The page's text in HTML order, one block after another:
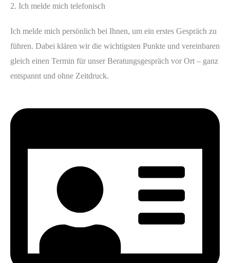
2. Ich melde mich telefonisch
Ich melde mich persönlich bei Ihnen, um ein erstes Gespräch zu
führen. Dabei klären wir die wichtigsten Punkte und vereinbaren
gleich einen Termin für unser Beratungsgespräch vor Ort – ganz
entspannt und ohne Zeitdruck.